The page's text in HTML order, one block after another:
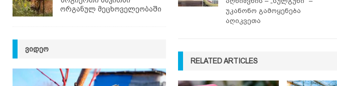
უკანონო გამოყენება
აღიკვეთა
RELATED ARTICLES
ორგანულ მეცხოველეობაში
ᲕᲘᲓᲔᲝ